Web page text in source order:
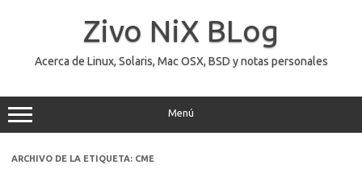
Zivo NiX BLog
Acerca de Linux, Solaris, Mac OSX, BSD y notas personales
Menú
ARCHIVO DE LA ETIQUETA: CME